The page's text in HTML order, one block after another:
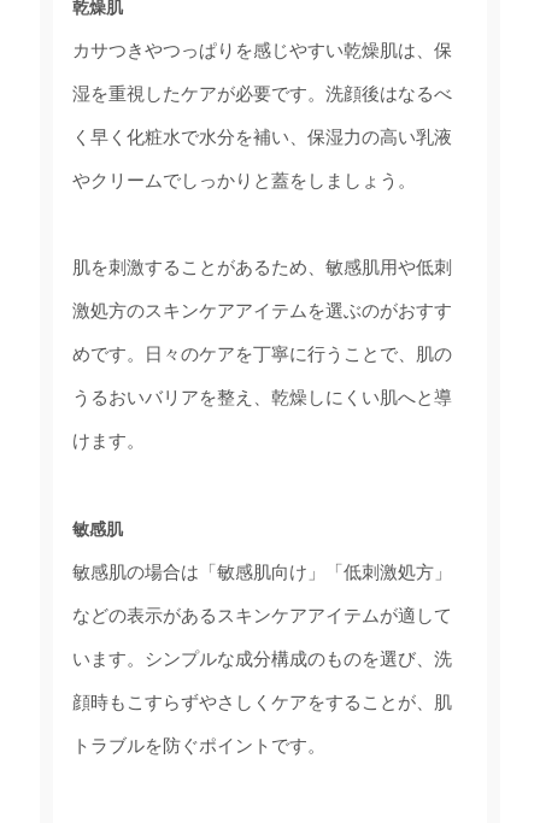
乾燥肌
カサつきやつっぱりを感じやすい乾燥肌は、保
湿を重視したケアが必要です。洗顔後はなるべ
く早く化粧水で水分を補い、保湿力の高い乳液
やクリームでしっかりと蓋をしましょう。
肌を刺激することがあるため、敏感肌用や低刺
激処方のスキンケアアイテムを選ぶのがおすす
めです。日々のケアを丁寧に行うことで、肌の
うるおいバリアを整え、乾燥しにくい肌へと導
けます。
敏感肌
敏感肌の場合は「敏感肌向け」「低刺激処方」
などの表示があるスキンケアアイテムが適して
います。シンプルな成分構成のものを選び、洗
顔時もこすらずやさしくケアをすることが、肌
トラブルを防ぐポイントです。